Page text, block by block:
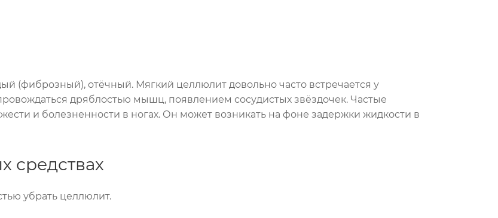
(фиброзный), отёчный. Мягкий целлюлит довольно часто встречается у
дряблостью мышц, появлением сосудистых звёздочек. Частые
и болезненности в ногах. Он может возникать на фоне задержки жидкости в
средствах
убрать целлюлит.